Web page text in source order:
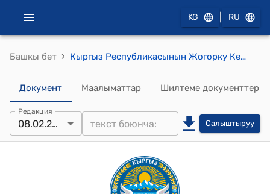
KG RU
Башкы бет › Кыргыз Республикасынын Жогорку Кеңешинин 2024-жылдын 8-февралындагы № 1872-VII “Кыргыз Республикасындагы адал индустриясы жөнүндө” Кыргыз Республикасынын Мыйзамынын долбоорун биринчи окууда кабыл алуу тууралуу токтому
Документ Маалыматтар Шилтеме документтер
Редакция
08.02.2024 Салыштыруу